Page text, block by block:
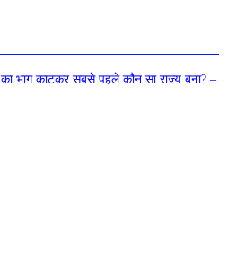
का भाग काटकर सबसे पहले कौन सा राज्य बना? –